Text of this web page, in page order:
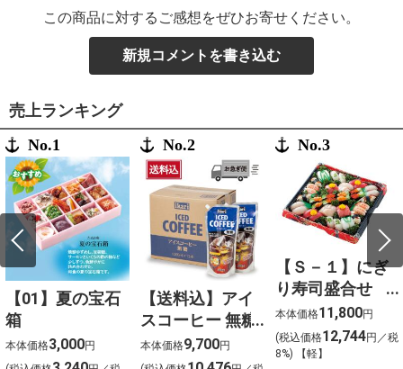
この商品に対するご感想をぜひお寄せください。
新規コメントを書き込む
売上ランキング
No.1
【01】夏の宝石
箱
本体価格3,000円
No.2
【送料込】アイ
スコーヒー 無糖
〈ケース販売〉
本体価格9,700円
No.3
【Ｓ－１】にぎ
り寿司盛合せ
（上）〈４人
前〉
本体価格11,800円
(税込価格12,744円／税
8%) 【軽】